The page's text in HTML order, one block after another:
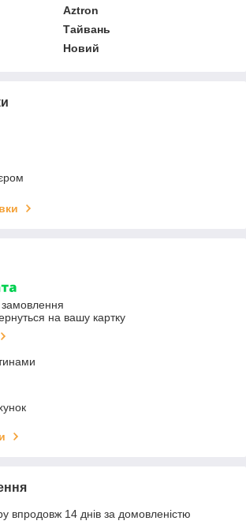
Aztron
Тайвань
Новий
на вашу картку
впродовж 14 днів за домовленістю